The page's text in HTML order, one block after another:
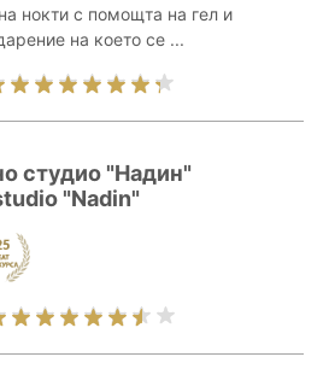
нокти с помощта на гел и
на което се ...
студио "Надин"
"Nadin"